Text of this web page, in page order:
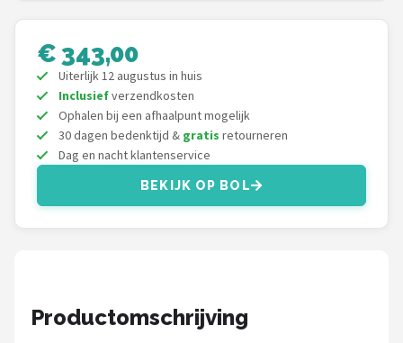
Carlinkit
Alle merken →
€ 343,00
Uiterlijk 12 augustus in huis
Inclusiefverzendkosten
Ophalen bij een afhaalpunt mogelijk
30 dagen bedenktijd & gratis retourneren
Dag en nacht klantenservice
BEKIJK OP BOL
Productomschrijving